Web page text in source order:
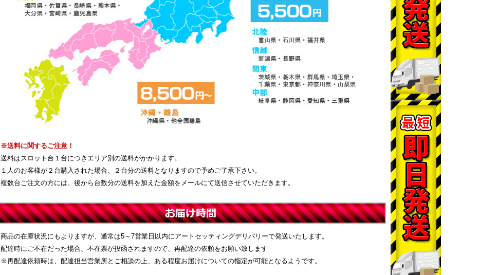
※送料に関するご注意！
送料はスロット台１台につきエリア別の送料がかかります。
１人のお客様が２台購入された場合、２台分の送料となりますので予めご了承下さい。
複数台ご注文の方には、後から台数分の送料を加えた金額をメールにて送信させていただきます。
商品の在庫状況にもよりますが、通常は5～7営業日以内にアートセッティングデリバリーで発送いたします。
配達時にご不在だった場合、不在票が投函されますので、再配達の依頼をお願い致します
※再配達依頼時は、配達担当営業所とご相談の上、ある程度お届けについての指定が可能となるようです。